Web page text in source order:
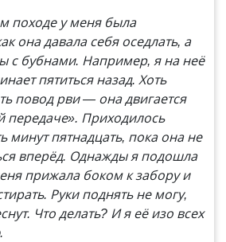
походе у меня была
она давала себя оседлать, а
с бубнами. Например, я на неё
пятиться назад. Хоть
повод рви — она двигается
передаче». Приходилось
минут пятнадцать, пока она не
вперёд. Однажды я подошла
прижала боком к забору и
Руки поднять не могу,
Что делать? И я её изо всех